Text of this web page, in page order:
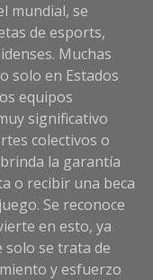
mundial, se
de esports,
Muchas
solo en Estados
equipos
significativo
colectivos o
la garantía
o recibir una beca
Se reconoce
en esto, ya
solo se trata de
y esfuerzo